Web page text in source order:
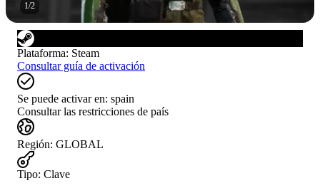
1/2
Plataforma: Steam
Consultar guía de activación
Se puede activar en: spain
Consultar las restricciones de país
Región: GLOBAL
Tipo: Clave